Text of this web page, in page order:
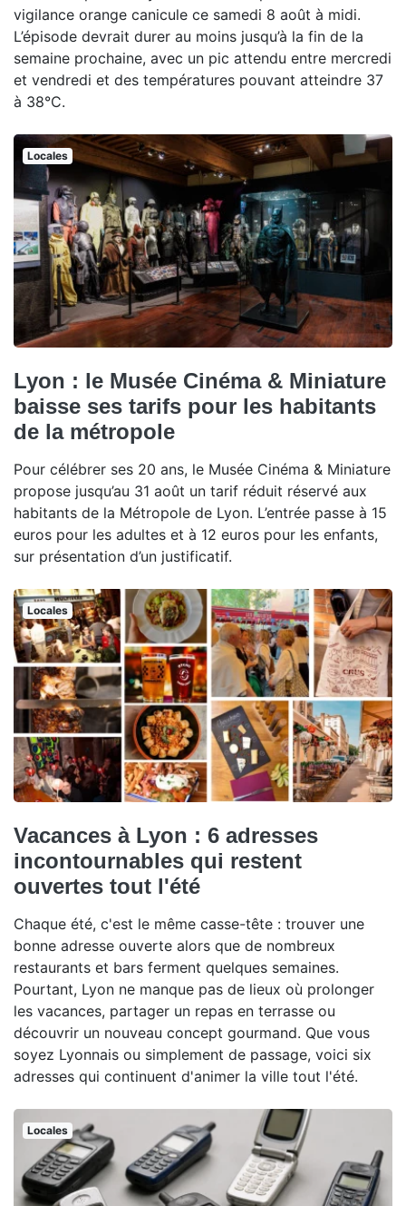
vigilance orange canicule ce samedi 8 août à midi.
L’épisode devrait durer au moins jusqu’à la fin de la
semaine prochaine, avec un pic attendu entre mercredi
et vendredi et des températures pouvant atteindre 37
à 38°C.
Locales
Lyon : le Musée Cinéma & Miniature
baisse ses tarifs pour les habitants
de la métropole
Pour célébrer ses 20 ans, le Musée Cinéma & Miniature
propose jusqu’au 31 août un tarif réduit réservé aux
habitants de la Métropole de Lyon. L’entrée passe à 15
euros pour les adultes et à 12 euros pour les enfants,
sur présentation d’un justificatif.
Locales
Vacances à Lyon : 6 adresses
incontournables qui restent
ouvertes tout l'été
Chaque été, c'est le même casse-tête : trouver une
bonne adresse ouverte alors que de nombreux
restaurants et bars ferment quelques semaines.
Pourtant, Lyon ne manque pas de lieux où prolonger
les vacances, partager un repas en terrasse ou
découvrir un nouveau concept gourmand. Que vous
soyez Lyonnais ou simplement de passage, voici six
adresses qui continuent d'animer la ville tout l'été.
Locales